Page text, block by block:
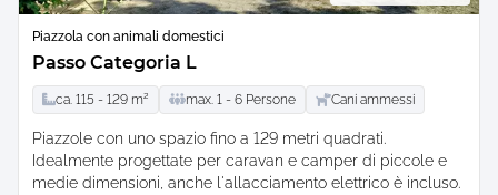
Piazzola con animali domestici
Passo Categoria L
ca. 115 - 129 m² max. 1 - 6 Persone Cani ammessi
Piazzole con uno spazio fino a 129 metri quadrati.
Idealmente progettate per caravan e camper di piccole e
medie dimensioni, anche l'allacciamento elettrico è incluso.